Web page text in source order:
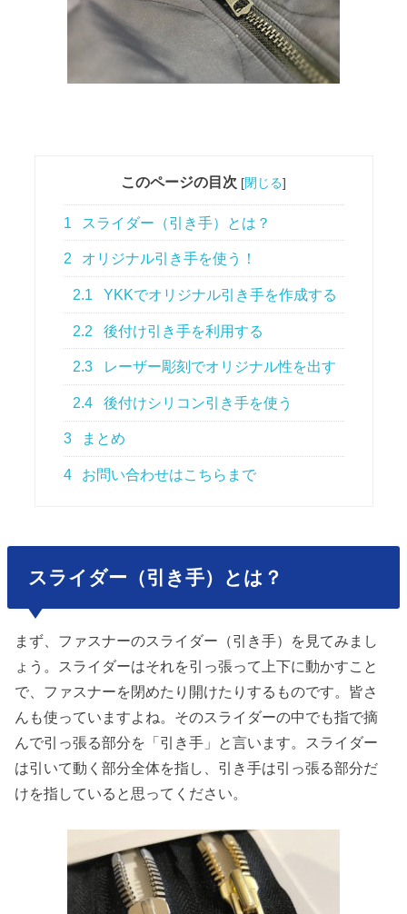
このページの目次 [閉じる]
1 スライダー（引き手）とは？
2 オリジナル引き手を使う！
2.1 YKKでオリジナル引き手を作成する
2.2 後付け引き手を利用する
2.3 レーザー彫刻でオリジナル性を出す
2.4 後付けシリコン引き手を使う
3 まとめ
4 お問い合わせはこちらまで
スライダー（引き手）とは？
まず、ファスナーのスライダー（引き手）を見てみまし
ょう。スライダーはそれを引っ張って上下に動かすこと
で、ファスナーを閉めたり開けたりするものです。皆さ
んも使っていますよね。そのスライダーの中でも指で摘
んで引っ張る部分を「引き手」と言います。スライダー
は引いて動く部分全体を指し、引き手は引っ張る部分だ
けを指していると思ってください。